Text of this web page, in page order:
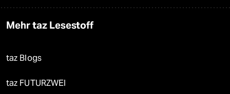
Mehr taz Lesestoff
taz Blogs
taz FUTURZWEI